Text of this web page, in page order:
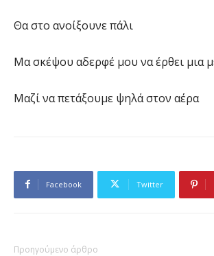
Θα στο ανοίξουνε πάλι
Μα σκέψου αδερφέ μου να έρθει μια
Μαζί να πετάξουμε ψηλά στον αέρα
Facebook Twitter
Προηγούμενο άρθρο